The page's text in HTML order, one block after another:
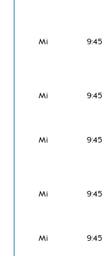
Mi 9:45
Mi 9:45
Mi 9:45
Mi 9:45
Mi 9:45